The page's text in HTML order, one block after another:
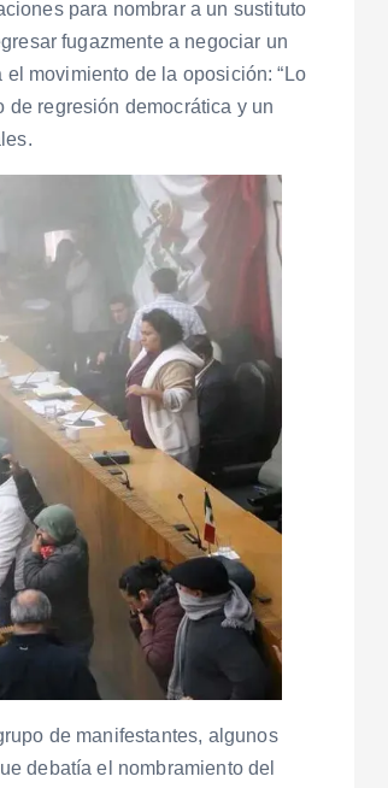
para nombrar a un sustituto
fugazmente a negociar un
movimiento de la oposición: “Lo
regresión democrática y un
de manifestantes, algunos
debatía el nombramiento del